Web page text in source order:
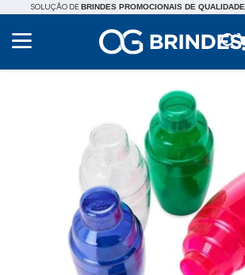
SOLUÇÃO DEBRINDES PROMOCIONAIS DE QUALIDADE